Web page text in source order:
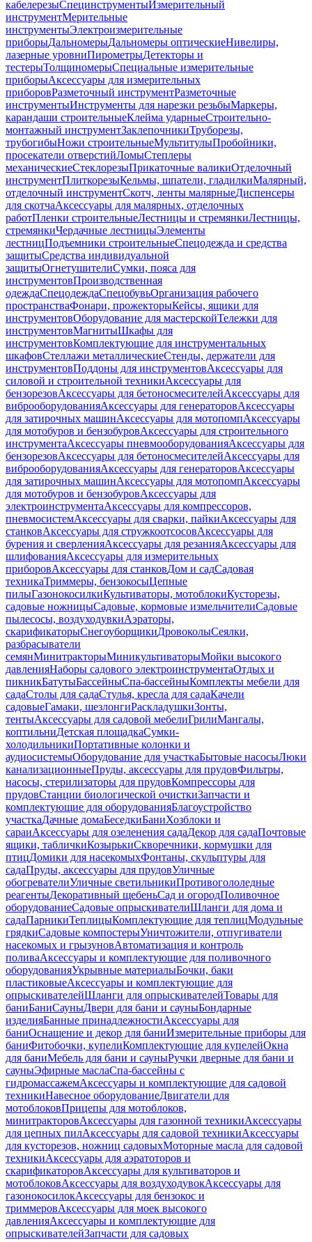
кабелерезыСпецинструментыИзмерительный
инструментМерительные
инструментыЭлектроизмерительные
приборыДальномерыДальномеры оптическиеНивелиры,
лазерные уровниПирометрыДетекторы и
тестерыТолщиномерыСпециальные измерительные
приборыАксессуары для измерительных
приборовРазметочный инструментРазметочные
инструментыИнструменты для нарезки резьбыМаркеры,
карандаши строительныеКлейма ударныеСтроительно-
монтажный инструментЗаклепочникиТруборезы,
трубогибыНожи строительныеМультитулыПробойники,
просекатели отверстийЛомыСтеплеры
механическиеСтеклорезыПрикаточные валикиОтделочный
инструментПлиткорезыКельмы, шпатели, гладилкиМалярный,
отделочный инструментСкотч, ленты малярныеДиспенсеры
для скотчаАксессуары для малярных, отделочных
работПленки строительныеЛестницы и стремянкиЛестницы,
стремянкиЧердачные лестницыЭлементы
лестницПодъемники строительныеСпецодежда и средства
защитыСредства индивидуальной
защитыОгнетушителиСумки, пояса для
инструментовПроизводственная
одеждаСпецодеждаСпецобувьОрганизация рабочего
пространстваФонари, прожекторыКейсы, ящики для
инструментовОборудование для мастерскойТележки для
инструментовМагнитыШкафы для
инструментовКомплектующие для инструментальных
шкафовСтеллажи металлическиеСтенды, держатели для
инструментовПоддоны для инструментовАксессуары для
силовой и строительной техникиАксессуары для
бензорезовАксессуары для бетоносмесителейАксессуары для
виброоборудованияАксессуары для генераторовАксессуары
для затирочных машинАксессуары для мотопомпАксессуары
для мотобуров и бензобуровАксессуары для строительного
инструментаАксессуары пневмооборудованияАксессуары для
бензорезовАксессуары для бетоносмесителейАксессуары для
виброоборудованияАксессуары для генераторовАксессуары
для затирочных машинАксессуары для мотопомпАксессуары
для мотобуров и бензобуровАксессуары для
электроинструментаАксессуары для компрессоров,
пневмосистемАксессуары для сварки, пайкиАксессуары для
станковАксессуары для стружкоотсосовАксессуары для
бурения и сверленияАксессуары для резанияАксессуары для
шлифованияАксессуары для измерительных
приборовАксессуары для станковДом и садСадовая
техникаТриммеры, бензокосыЦепные
пилыГазонокосилкиКультиваторы, мотоблокиКусторезы,
садовые ножницыСадовые, кормовые измельчителиСадовые
пылесосы, воздуходувкиАэраторы,
скарификаторыСнегоуборщикиДровоколыСеялки,
разбрасыватели
семянМинитракторыМиникультиваторыМойки высокого
давленияНаборы садового электроинструментаОтдых и
пикникБатутыБассейныСпа-бассейныКомплекты мебели для
садаСтолы для садаСтулья, кресла для садаКачели
садовыеГамаки, шезлонгиРаскладушкиЗонты,
тентыАксессуары для садовой мебелиГрилиМангалы,
коптильниДетская площадкаСумки-
холодильникиПортативные колонки и
аудиосистемыОборудование для участкаБытовые насосыЛюки
канализационныеПруды, аксессуары для прудовФильтры,
насосы, стерилизаторы для прудовКомпрессоры для
прудовСтанции биологической очисткиЗапчасти и
комплектующие для оборудованияБлагоустройство
участкаДачные домаБеседкиБаниХозблоки и
сараиАксессуары для озеленения садаДекор для садаПочтовые
ящики, табличкиКозырькиСкворечники, кормушки для
птицДомики для насекомыхФонтаны, скульптуры для
садаПруды, аксессуары для прудовУличные
обогревателиУличные светильникиПротивогололедные
реагентыДекоративный щебеньСад и огородПоливочное
оборудованиеСадовые опрыскивателиШланги для дома и
садаПарникиТеплицыКомплектующие для теплицМодульные
грядкиСадовые компостерыУничтожители, отпугиватели
насекомых и грызуновАвтоматизация и контроль
поливаАксессуары и комплектующие для поливочного
оборудованияУкрывные материалыБочки, баки
пластиковыеАксессуары и комплектующие для
опрыскивателейШланги для опрыскивателейТовары для
баниБаниСауныДвери для бани и сауныБондарные
изделияБанные принадлежностиАксессуары для
баниОснащение и декор для баниИзмерительные приборы для
баниФитобочки, купелиКомплектующие для купелейОкна
для баниМебель для бани и сауныРучки дверные для бани и
сауныЭфирные маслаСпа-бассейны с
гидромассажемАксессуары и комплектующие для садовой
техникиНавесное оборудованиеДвигатели для
мотоблоковПрицепы для мотоблоков,
минитракторовАксессуары для газонной техникиАксессуары
для цепных пилАксессуары для садовой техникиАксессуары
для кусторезов, ножниц садовыхМоторные масла для садовой
техникиАксессуары для аэратоторов и
скарификаторовАксессуары для культиваторов и
мотоблоковАксессуары для воздуходувокАксессуары для
газонокосилокАксессуары для бензокос и
триммеровАксессуары для моек высокого
давленияАксессуары и комплектующие для
опрыскивателейЗапчасти для садовых